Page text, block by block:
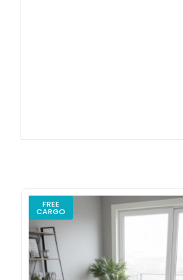
FREE
CARGO